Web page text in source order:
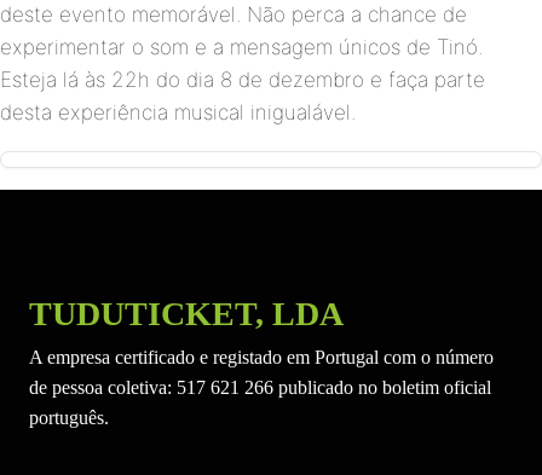
deste evento memorável. Não perca a chance de
experimentar o som e a mensagem únicos de Tinó.
Esteja lá às 22h do dia 8 de dezembro e faça parte
desta experiência musical inigualável.
TUDUTICKET, LDA
A empresa certificado e registado em Portugal com o número
de pessoa coletiva: 517 621 266 publicado no boletim oficial
português.